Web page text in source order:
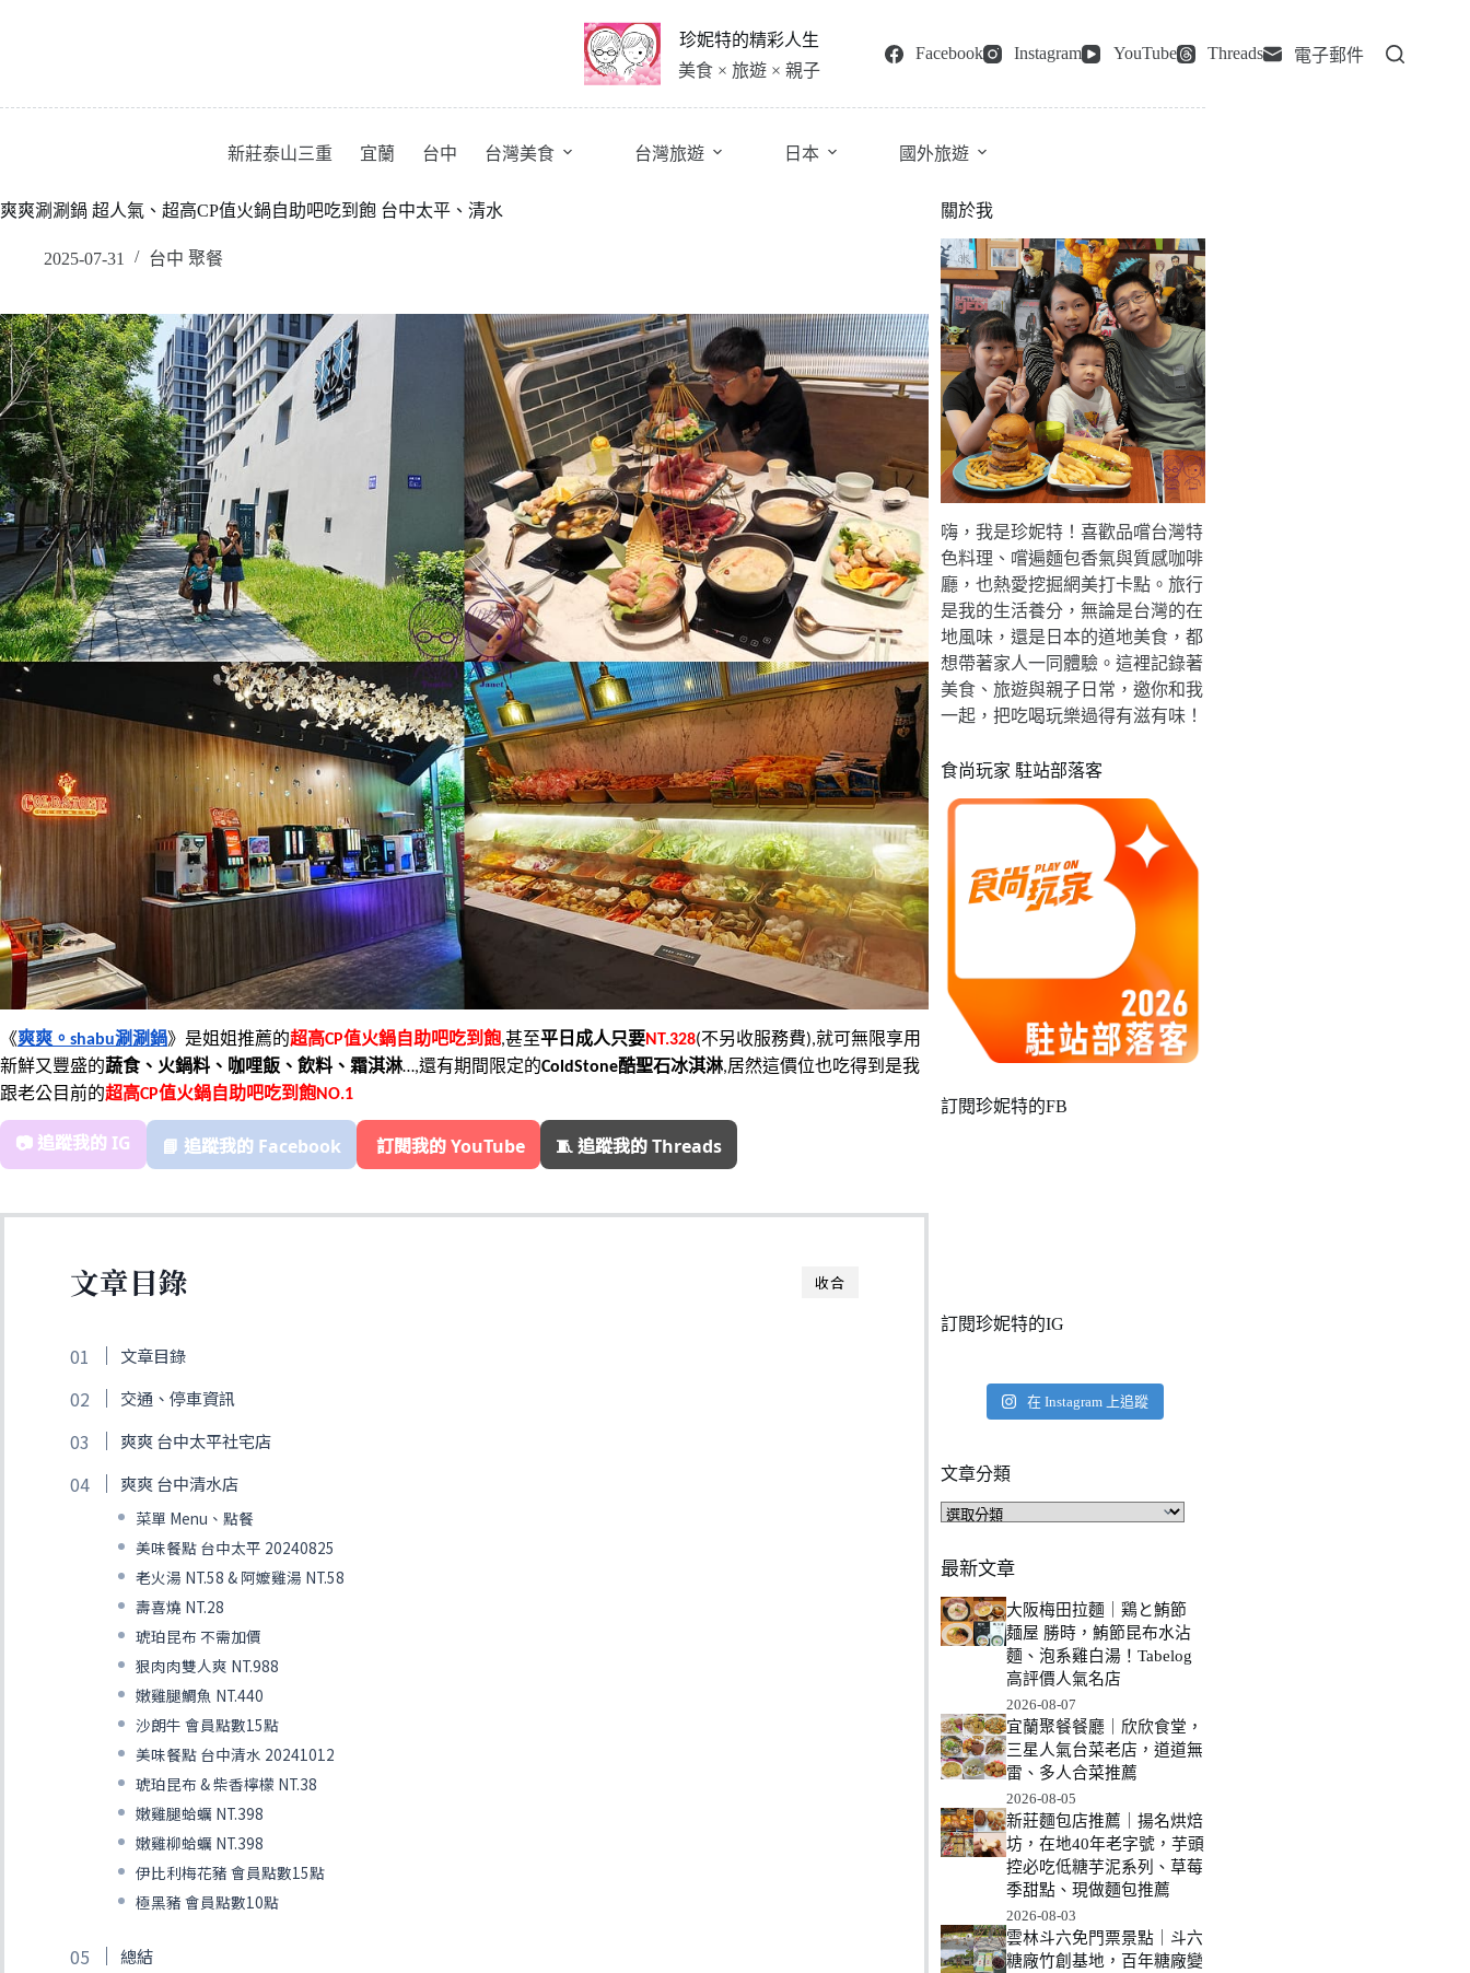
珍妮特的精彩人生
美食 × 旅遊 × 親子
Facebook Instagram YouTube Threads 電子郵件
新莊泰山三重 宜蘭 台中 台灣美食 台灣旅遊 日本 國外旅遊
爽爽涮涮鍋 超人氣、超高CP值火鍋自助吧吃到飽 台中太平、清水
2025-07-31 台中 聚餐
《爽爽。shabu涮涮鍋》是姐姐推薦的超高CP值火鍋自助吧吃到飽,甚至平日成人只要NT.328(不另收服務費),就可無限享用
新鮮又豐盛的蔬食、火鍋料、咖哩飯、飲料、霜淇淋…,還有期間限定的ColdStone酷聖石冰淇淋,居然這價位也吃得到是我
跟老公目前的超高CP值火鍋自助吧吃到飽NO.1
📷 追蹤我的 IG 📘 追蹤我的 Facebook ️ 訂閱我的 YouTube 🧵 追蹤我的 Threads
收合
文章目錄
文章目錄
交通、停車資訊
爽爽 台中太平社宅店
爽爽 台中清水店
菜單 Menu、點餐
美味餐點 台中太平 20240825
老火湯 NT.58 & 阿嬤雞湯 NT.58
壽喜燒 NT.28
琥珀昆布 不需加價
狠肉肉雙人爽 NT.988
嫩雞腿鯛魚 NT.440
沙朗牛 會員點數15點
美味餐點 台中清水 20241012
琥珀昆布 & 柴香檸檬 NT.38
嫩雞腿蛤蠣 NT.398
嫩雞柳蛤蠣 NT.398
伊比利梅花豬 會員點數15點
極黑豬 會員點數10點
總結
關於我
嗨，我是珍妮特！喜歡品嚐台灣特
色料理、嚐遍麵包香氣與質感咖啡
廳，也熱愛挖掘網美打卡點。旅行
是我的生活養分，無論是台灣的在
地風味，還是日本的道地美食，都
想帶著家人一同體驗。這裡記錄著
美食、旅遊與親子日常，邀你和我
一起，把吃喝玩樂過得有滋有味！
食尚玩家 駐站部落客
訂閱珍妮特的FB
訂閱珍妮特的IG
在 Instagram 上追蹤
文章分類
文
分
類
最新文章
大阪梅田拉麵｜鶏と鮪節
麺屋 勝時，鮪節昆布水沾
麵、泡系雞白湯！Tabelog
高評價人氣名店
2026-08-07
宜蘭聚餐餐廳｜欣欣食堂，
三星人氣台菜老店，道道無
雷、多人合菜推薦
2026-08-05
新莊麵包店推薦｜揚名烘焙
坊，在地40年老字號，芋頭
控必吃低糖芋泥系列、草莓
季甜點、現做麵包推薦
2026-08-03
雲林斗六免門票景點｜斗六
糖廠竹創基地，百年糖廠變